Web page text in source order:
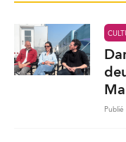
Publié